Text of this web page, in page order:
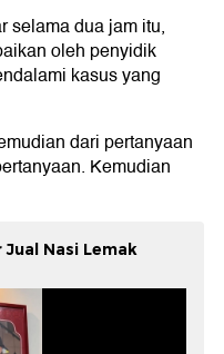
selama dua jam itu,
oleh penyidik
kasus yang
dari pertanyaan
Kemudian
Nasi Lemak